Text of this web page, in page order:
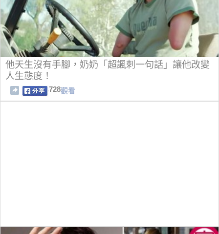
他天生沒有手腳，奶奶「超諷刺一句話」讓他改變
人生態度！
728觀看